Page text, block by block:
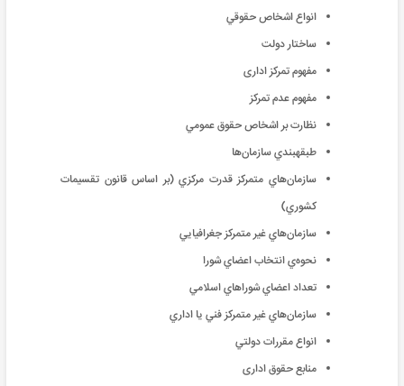
انواع اشخاص حقوقي
ساختار دولت
مفهوم تمرکز اداری
مفهوم عدم تمرکز
نظارت بر اشخاص حقوق عمومي
طبقهبندي سازمان‌ها
سازمان‌هاي متمرکز قدرت مرکزي (بر اساس قانون تقسيمات
کشوري)
سازمان‌هاي غير متمرکز جغرافيايي
نحوه‌ي انتخاب اعضاي شورا
تعداد اعضاي شوراهاي اسلامي
سازمان‌هاي غير متمرکز فني يا اداري
انواع مقررات دولتي
منابع حقوق اداری